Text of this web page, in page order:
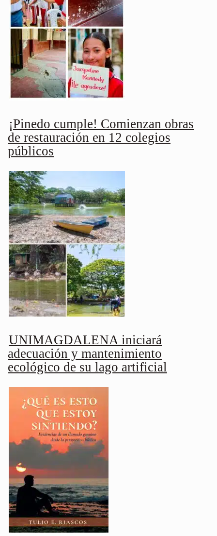
¡Pinedo cumple! Comienzan obras
de restauración en 12 colegios
públicos
UNIMAGDALENA iniciará
adecuación y mantenimiento
ecológico de su lago artificial